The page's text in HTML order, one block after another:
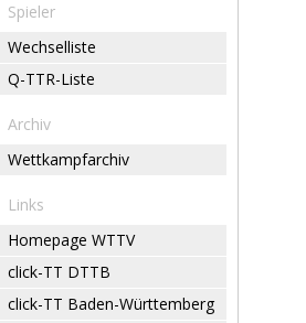
Spieler
Wechselliste
Q-TTR-Liste
Archiv
Wettkampfarchiv
Links
Homepage WTTV
click-TT DTTB
click-TT Baden-Württemberg